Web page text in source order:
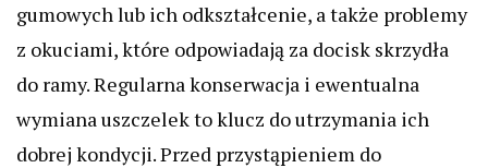
gumowych lub ich odkształcenie, a także problemy
z okuciami, które odpowiadają za docisk skrzydła
do ramy. Regularna konserwacja i ewentualna
wymiana uszczelek to klucz do utrzymania ich
dobrej kondycji. Przed przystąpieniem do